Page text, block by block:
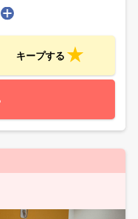
キープする